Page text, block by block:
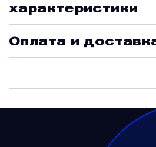
характеристики
Оплата и
Наземное вспомогательное